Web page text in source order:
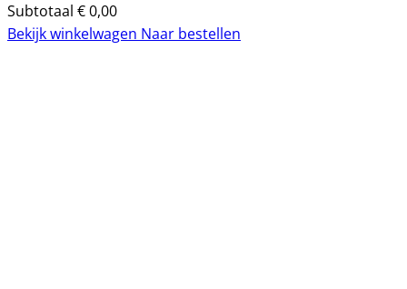
Subtotaal €0,00
Bekijk winkelwagen Naar bestellen